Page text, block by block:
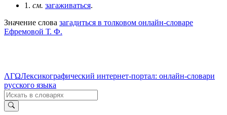
1. см. загаживаться.
Значение слова загадиться в толковом онлайн-словаре
Ефремовой Т. Ф.
ΛΓΩЛексикографический интернет-портал: онлайн-словари
русского языка